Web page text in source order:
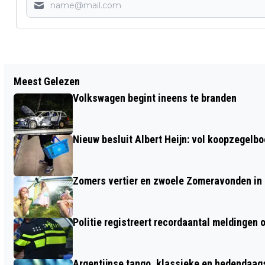
AUTO BELANDT OP ZIJN KANT NA
AANRIJDING NABIJ ORANJE NASSAU'S
OORD
Meest Gelezen
Volkswagen begint ineens te branden
Nieuw besluit Albert Heijn: vol
Zomers vertier en zwoele Zomeravonden
Politie registreert recordaantal meldingen